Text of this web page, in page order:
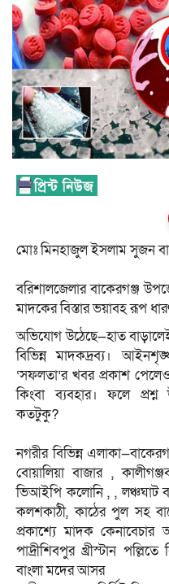
মোঃ মিনহাজুল ইসলাম সুজন
‎বরিশালজেলার বাকেরগঞ্জ
মাদকের বিস্তার ভয়াবহ রূপ
অভিযোগ উঠেছে—হাত
বিভিন্ন মাদকদ্রব্য।
‘সফলতা’র খবর প্রকাশ
কিংবা ব্যবহার। ফলে প্রশ্ন
কতটুকু?
‎নগরীর বিভিন্ন
বোয়ালিয়া বাজার ,
ভিআইপি কলোনি , , লঞ্চঘাট
কলশকাঠী, কাঠের পুল সহ
প্রকাশ্যে মাদক
পাদ্রীশিবপুর খ্রীস্টান
বাংলা মদের আসর